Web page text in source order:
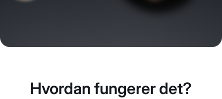
Hvordan fungerer det?